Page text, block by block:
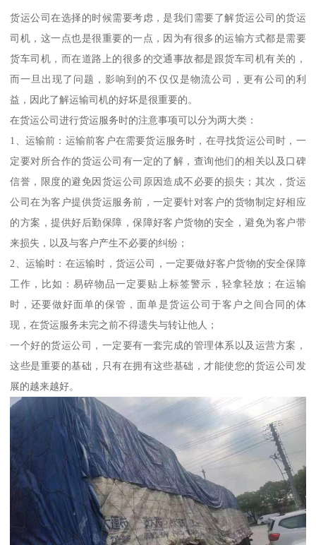
货运公司在选择的时候需要考虑，是我们需要了解货运公司的货运
司机，这一点也是很重要的一点，因为有很多的运输方式都是需要
货车司机，而在道路上的很多的交通事故都是跟货车司机有关的，
而一旦出现了问题，影响到的不仅仅是物流公司，更有公司的利
益，因此了解运输司机的好坏是很重要的。
在货运公司进行货运服务时的注意事项可以分为两大类：
1、运输前：运输前客户在需要货运服务时，在寻找货运公司时，一
定要对所合作的货运公司有一定的了解，查询他们的相关以及口碑
信誉，限度的避免因货运公司原因造成不必要的损失；其次，货运
公司在为客户提供货运服务前，一定要针对客户的货物制定好相应
的方案，提供好后勤保障，保障好客户货物的安全，避免为客户带
来损失，以及与客户产生不必要的纠纷；
2、运输时：在运输时，货运公司，一定要做好客户货物的安全保障
工作，比如：易碎物品一定要贴上标签警示，轻拿轻放；在运输
时，还要做好面单的保管，面单是货运公司于客户之间合同的体
现，在货运服务未完之前不得遗失与转让他人；
一个好的货运公司，一定要有一套完成的管理体系以及运营方案，
这些是重要的基础，只有在拥有这些基础，才能使您的货运公司发
展的越来越好。